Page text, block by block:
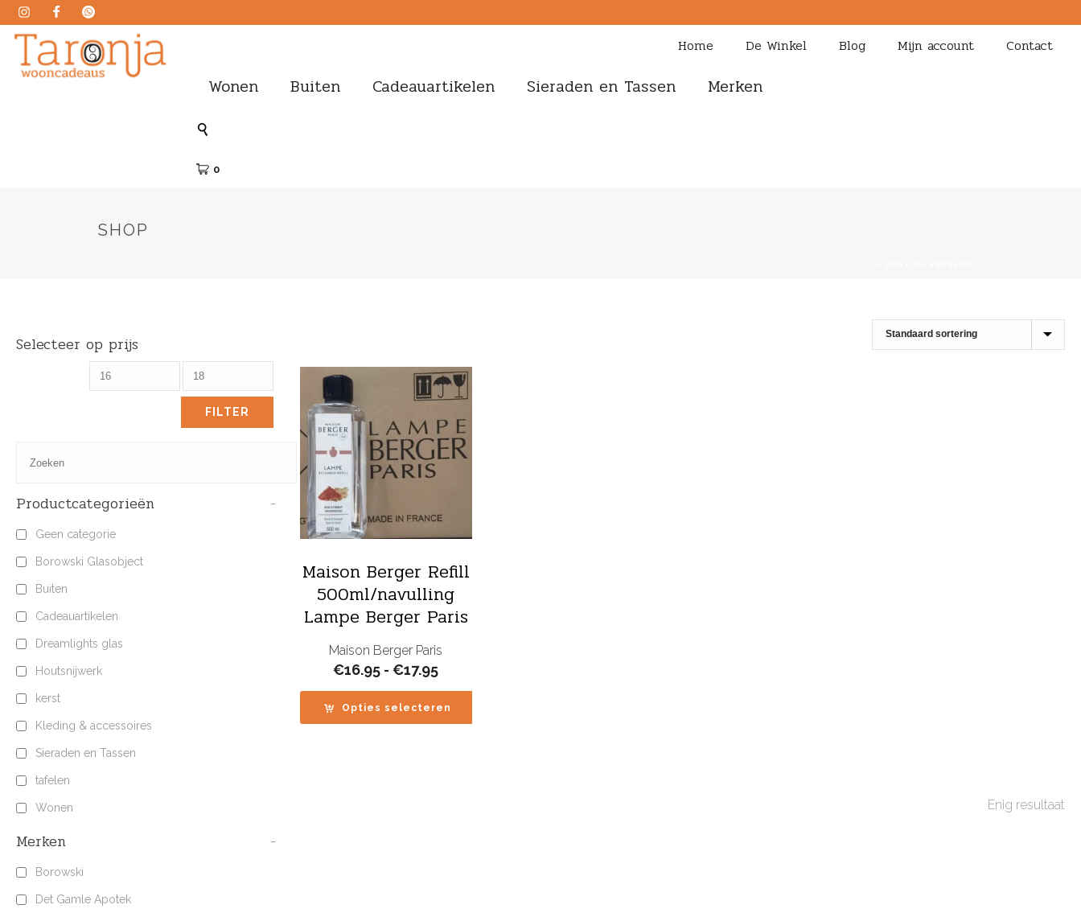
Home De Winkel Blog Mijn account Contact
Wonen Buiten Cadeauartikelen Sieraden en Tassen Merken
0
SHOP
Maison Berger Refill
500ml/navulling
Lampe Berger Paris
Maison Berger Paris
€16.95 - €17.95Prijsklasse:
tot
Opties selecteren
Enig resultaat
Selecteer op prijs
FILTER
Productcategorieën -
Geen categorie
Borowski Glasobject
Buiten
Cadeauartikelen
Dreamlights glas
Houtsnijwerk
kerst
Kleding & accessoires
Sieraden en Tassen
tafelen
Wonen
Merken -
Borowski
Det Gamle Apotek